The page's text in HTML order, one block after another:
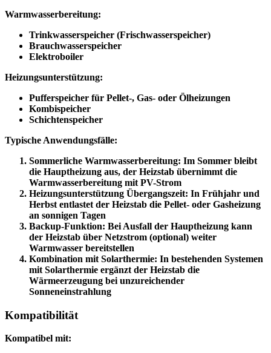
Warmwasserbereitung:
Trinkwasserspeicher (Frischwasserspeicher)
Brauchwasserspeicher
Elektroboiler
Heizungsunterstützung:
Pufferspeicher für Pellet-, Gas- oder Ölheizungen
Kombispeicher
Schichtenspeicher
Typische Anwendungsfälle:
Sommerliche Warmwasserbereitung: Im Sommer bleibt
die Hauptheizung aus, der Heizstab übernimmt die
Warmwasserbereitung mit PV-Strom
Heizungsunterstützung Übergangszeit: In Frühjahr und
Herbst entlastet der Heizstab die Pellet- oder Gasheizung
an sonnigen Tagen
Backup-Funktion: Bei Ausfall der Hauptheizung kann
der Heizstab über Netzstrom (optional) weiter
Warmwasser bereitstellen
Kombination mit Solarthermie: In bestehenden Systemen
mit Solarthermie ergänzt der Heizstab die
Wärmeerzeugung bei unzureichender
Sonneneinstrahlung
Kompatibilität
Kompatibel mit: